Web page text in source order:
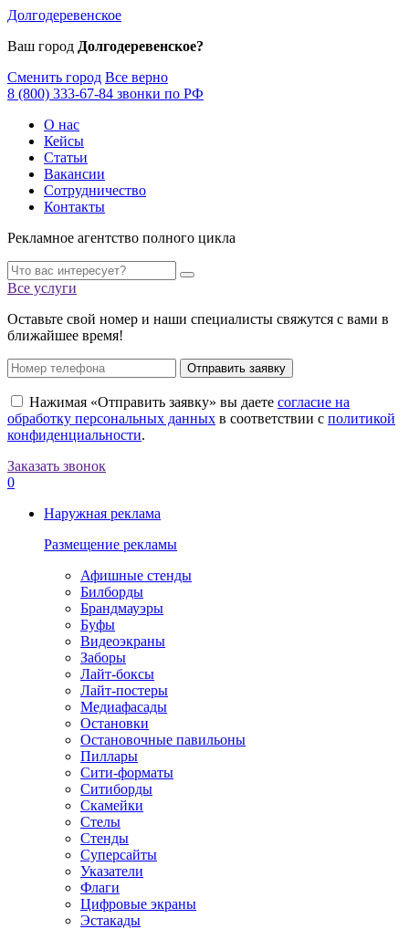
Долгодеревенское
Ваш город Долгодеревенское?
Сменить город Все верно
8 (800) 333-67-84 звонки по РФ
О нас
Кейсы
Статьи
Вакансии
Сотрудничество
Контакты
Рекламное агентство полного цикла
Все услуги
Оставьте свой номер и наши специалисты свяжутся с вами в
ближайшее время!
Отправить заявку
Нажимая «Отправить заявку» вы даете согласие на
обработку персональных данных в соответствии с политикой
конфиденциальности.
Заказать звонок
0
Наружная реклама
Размещение рекламы
Афишные стенды
Билборды
Брандмауэры
Буфы
Видеоэкраны
Заборы
Лайт-боксы
Лайт-постеры
Медиафасады
Остановки
Остановочные павильоны
Пиллары
Сити-форматы
Ситиборды
Скамейки
Стелы
Стенды
Суперсайты
Указатели
Флаги
Цифровые экраны
Эстакады